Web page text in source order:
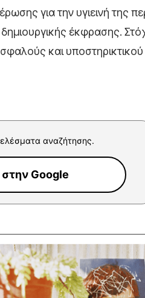
για την υγιεινή της
έκφρασης.
και
αναζήτησης.
Google